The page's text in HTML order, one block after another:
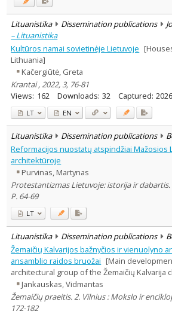
Archaeology
Education 28
Economics 12
Ethnology 118
Philosophy 28
History 479
Linguistics 8
Documentation. Iinformation
Literary Studies
Arts 1465
Political sciences 6
Psychology
Sociology 168
Theatrology 5
Law 18
Theology 58
Management
Text language
Country of publication
Lithuanian place names
Subject
Journal
Lituanistika Dissemination publications
– Lituanistika
Kultūros namai sovietinėje Lietuvoje
Lithuania]
Kačergiūtė, Greta
Krantai , 2022, 3, 76-81
Views: 162 Downloads: 32 Captured:
LT EN
Lituanistika Dissemination publications
Reformacijos nuostatų atspindžiai Mažosios
architektūroje
Purvinas, Martynas
Protestantizmas Lietuvoje: istorija ir dabartis.
P. 64-69
LT
Lituanistika Dissemination publications
Žemaičių Kalvarijos bažnyčios ir vienuolyno
ansamblio raidos bruožai [Main
architectural group of the Žemaičių Kalvarija
Jankauskas, Vidmantas
Žemaičių praeitis. 2. Vilnius : Mokslo ir
172-182